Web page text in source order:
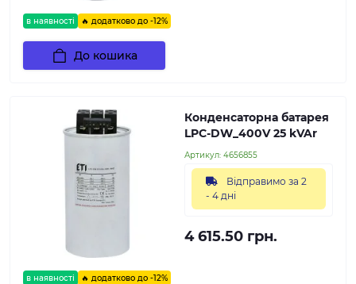
в наявності 🔥 додатково до -12%
До кошика
в наявності 🔥 додатково до -12%
Конденсаторна батарея
LPC-DW_400V 25 kVAr
Артикул: 4656855
Відправимо за 2
- 4 дні
4 615.50 грн.